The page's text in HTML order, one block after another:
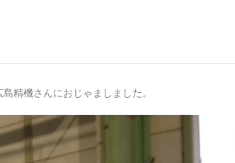
精機さんにおじゃましました。